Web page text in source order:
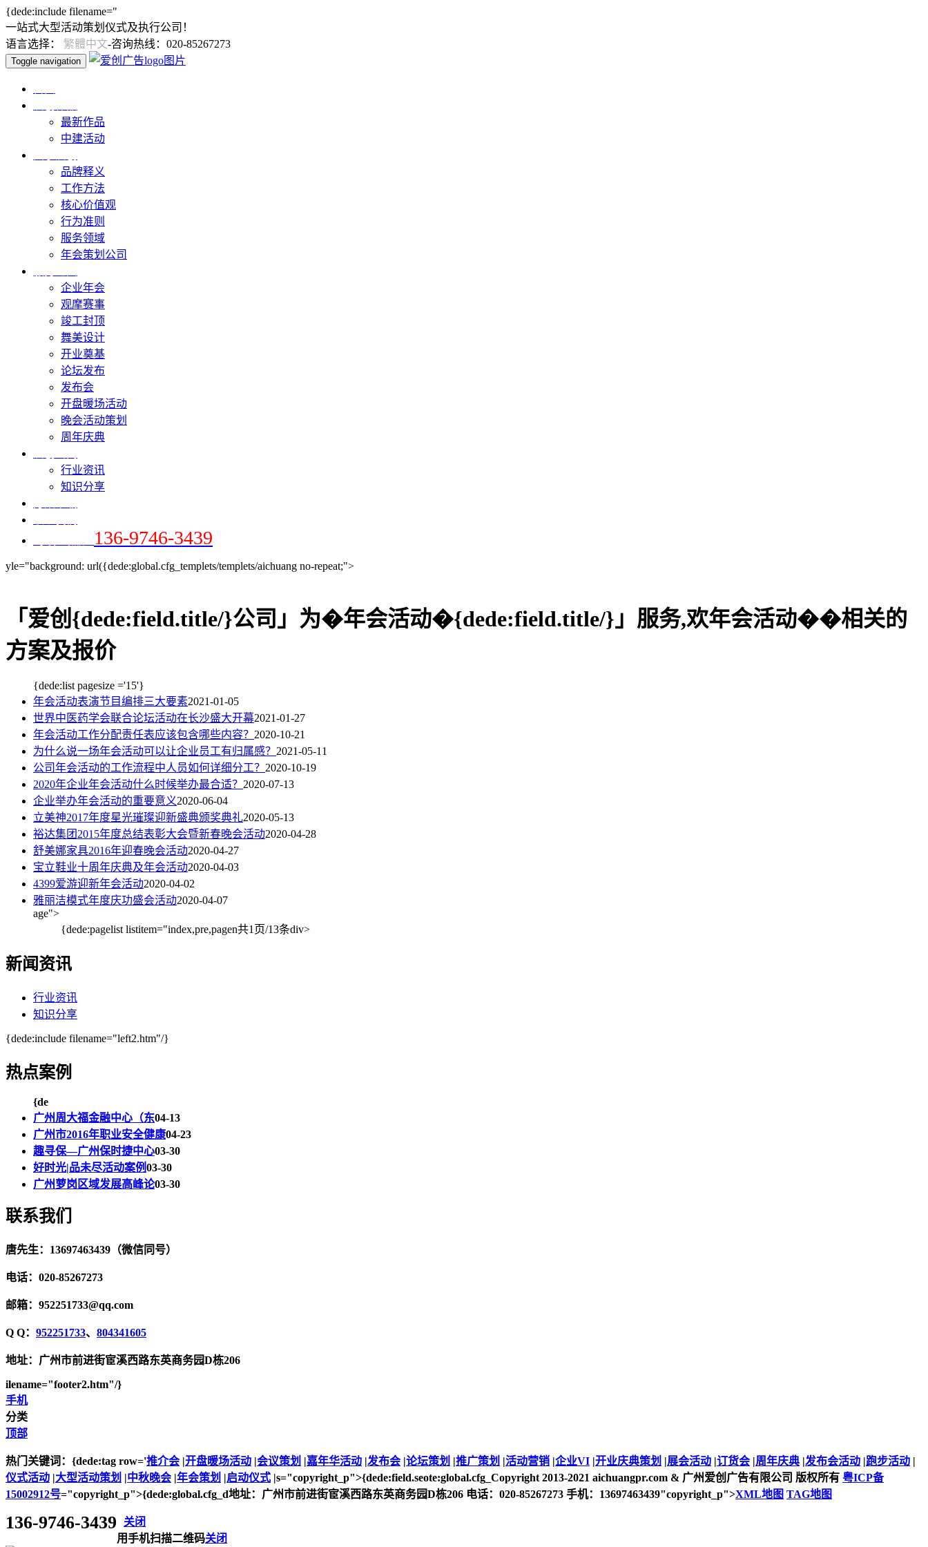
{dede:include filename="
一站式大型活动策划仪式及执行公司！
语言选择： 繁體中文-咨询热线：020-85267273
Toggle navigation
最新作品
中建活动
品牌释义
工作方法
核心价值观
行为准则
服务领域
年会策划公司
企业年会
观摩赛事
竣工封顶
舞美设计
开业奠基
论坛发布
发布会
开盘暖场活动
晚会活动策划
周年庆典
行业资讯
知识分享
136-9746-3439
yle="background: url({dede:global.cfg_templets/templets/aichuang no-repeat;">
「爱创{dede:field.title/}公司」为�年会活动�{dede:field.title/}」服务,欢年会活动��相关的
方案及报价
{dede:list pagesize ='15'}
年会活动表演节目编排三大要素2021-01-05
世界中医药学会联合论坛活动在长沙盛大开幕2021-01-27
年会活动工作分配责任表应该包含哪些内容？ 2020-10-21
为什么说一场年会活动可以让企业员工有归属感？ 2021-05-11
公司年会活动的工作流程中人员如何详细分工？ 2020-10-19
2020年企业年会活动什么时候举办最合适？ 2020-07-13
企业举办年会活动的重要意义2020-06-04
立美神2017年度星光璀璨迎新盛典颁奖典礼2020-05-13
裕达集团2015年度总结表彰大会暨新春晚会活动2020-04-28
舒美娜家具2016年迎春晚会活动2020-04-27
宝立鞋业十周年庆典及年会活动2020-04-03
4399爱游迎新年会活动2020-04-02
雅丽洁模式年度庆功盛会活动2020-04-07
age">
{dede:pagelist listitem="index,pre,pagen共1页/13条div>
新闻资讯
行业资讯
知识分享
{dede:include filename="left2.htm"/}
热点案例
{de
广州周大福金融中心（东04-13
广州市2016年职业安全健康04-23
趣寻保—广州保时捷中心03-30
好时光|品未尽活动案例03-30
广州萝岗区域发展高峰论03-30
联系我们
唐先生：13697463439（微信同号）
电话：020-85267273
邮箱：952251733@qq.com
Q Q： 952251733、 804341605
地址：广州市前进街宦溪西路东英商务园D栋206
ilename="footer2.htm"/}
手机
分类
顶部
热门关键词：{dede:tag row='推介会 |开盘暖场活动 |会议策划 |嘉年华活动 |发布会 |论坛策划 |推广策划 |活动营销 |企业VI |开业庆典策划 |展会活动 |订货会 |周年庆典 |发布会活动 |跑步活动 |
仪式活动 |大型活动策划 |中秋晚会 |年会策划 |启动仪式 |s="copyright_p">{dede:field.seote:global.cfg_Copyright 2013-2021 aichuangpr.com & 广州爱创广告有限公司 版权所有 粤ICP备
15002912号="copyright_p">{dede:global.cfg_d地址：广州市前进街宦溪西路东英商务园D栋206 电话：020-85267273 手机：13697463439"copyright_p">XML地图 TAG地图
136-9746-3439
关闭
用手机扫描二维码关闭